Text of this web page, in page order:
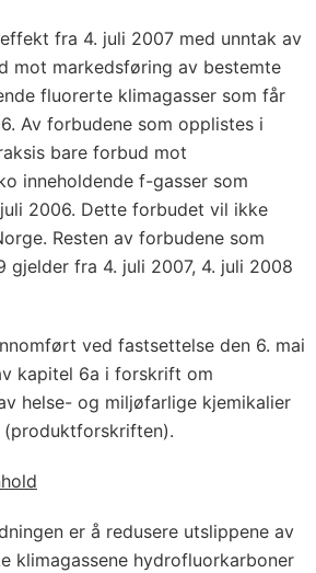
fra 4. juli 2007 med unntak av
mot markedsføring av bestemte
fluorerte klimagasser som får
Av forbudene som opplistes i
bare forbud mot
inneholdende f-gasser som
2006. Dette forbudet vil ikke
Resten av forbudene som
gjelder fra 4. juli 2007, 4. juli 2008
ved fastsettelse den 6. mai
kapitel 6a i forskrift om
helse- og miljøfarlige kjemikalier
er å redusere utslippene av
klimagassene hydrofluorkarboner